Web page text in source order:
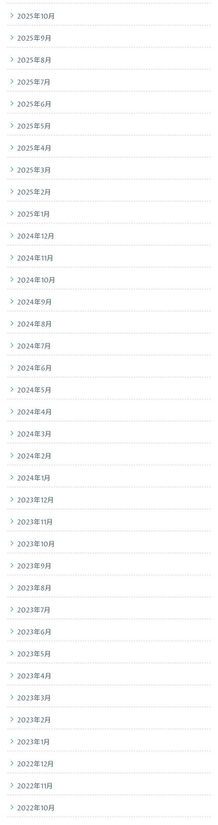
2025年10月
2025年9月
2025年8月
2025年7月
2025年6月
2025年5月
2025年4月
2025年3月
2025年2月
2025年1月
2024年12月
2024年11月
2024年10月
2024年9月
2024年8月
2024年7月
2024年6月
2024年5月
2024年4月
2024年3月
2024年2月
2024年1月
2023年12月
2023年11月
2023年10月
2023年9月
2023年8月
2023年7月
2023年6月
2023年5月
2023年4月
2023年3月
2023年2月
2023年1月
2022年12月
2022年11月
2022年10月